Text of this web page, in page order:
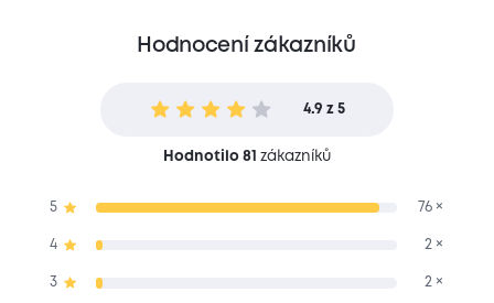
Hodnocení zákazníků
4.9 z 5
Hodnotilo 81 zákazníků
5 76 ×
4 2 ×
3 2 ×